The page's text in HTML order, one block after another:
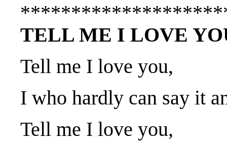
TELL ME I LOVE
Tell me I love you,
I who hardly can say it
Tell me I love you,